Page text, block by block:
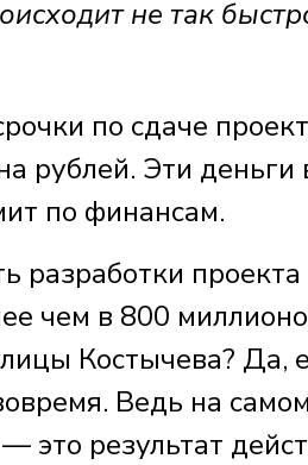
не так
по сдаче
рублей. Эти
по финансам.
разработки
чем в 800
Костычева? Да,
Ведь на
это результат